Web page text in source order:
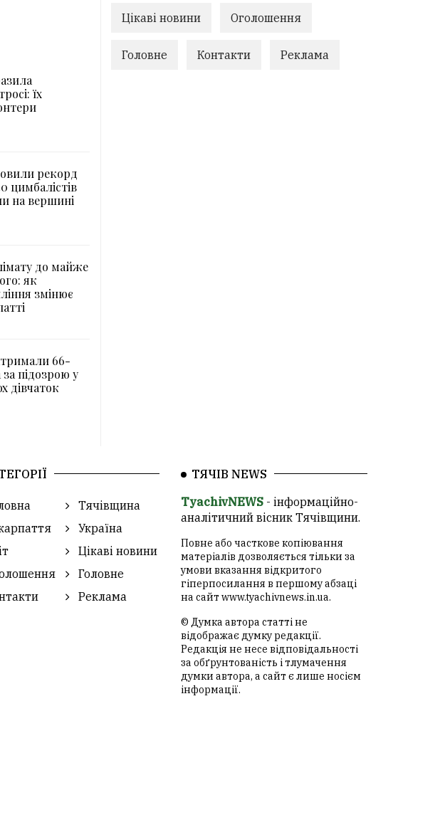
їх
рекорд
цимбалістів
на вершині
до майже
як
змінює
66-
за підозрою у
дівчаток
Цікаві новини Оголошення
Головне Контакти Реклама
Тячівщина
Україна
Цікаві новини
Головне
Реклама
ТЯЧІВ NEWS
TyachivNEWS- інформаційно-
аналітичний вісник Тячівщини.
Повне або часткове копіювання
матеріалів дозволяється тільки за
умови вказання відкритого
гіперпосилання в першому абзаці
на сайт www.tyachivnews.in.ua.
© Думка автора статті не
відображає думку редакції.
Редакція не несе відповідальності
за обґрунтованість і тлумачення
думки автора, а сайт є лише носієм
інформації.